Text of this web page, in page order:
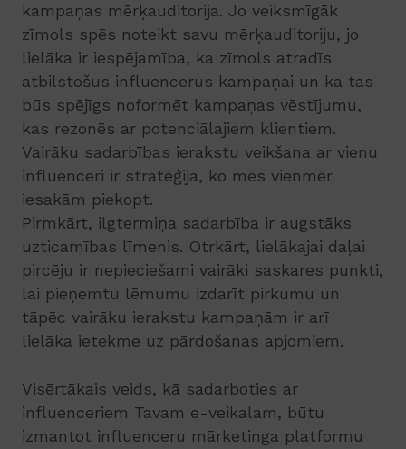
kampaņas mērķauditorija. Jo veiksmīgāk
zīmols spēs noteikt savu mērķauditoriju, jo
lielāka ir iespējamība, ka zīmols atradīs
atbilstošus influencerus kampaņai un ka tas
būs spējīgs noformēt kampaņas vēstījumu,
kas rezonēs ar potenciālajiem klientiem.
Vairāku sadarbības ierakstu veikšana ar vienu
influenceri ir stratēģija, ko mēs vienmēr
iesakām piekopt.
Pirmkārt, ilgtermiņa sadarbība ir augstāks
uzticamības līmenis. Otrkārt, lielākajai daļai
pircēju ir nepieciešami vairāki saskares punkti,
lai pieņemtu lēmumu izdarīt pirkumu un
tāpēc vairāku ierakstu kampaņām ir arī
lielāka ietekme uz pārdošanas apjomiem.
Visērtākais veids, kā sadarboties ar
influenceriem Tavam e-veikalam, būtu
izmantot influenceru mārketinga platformu